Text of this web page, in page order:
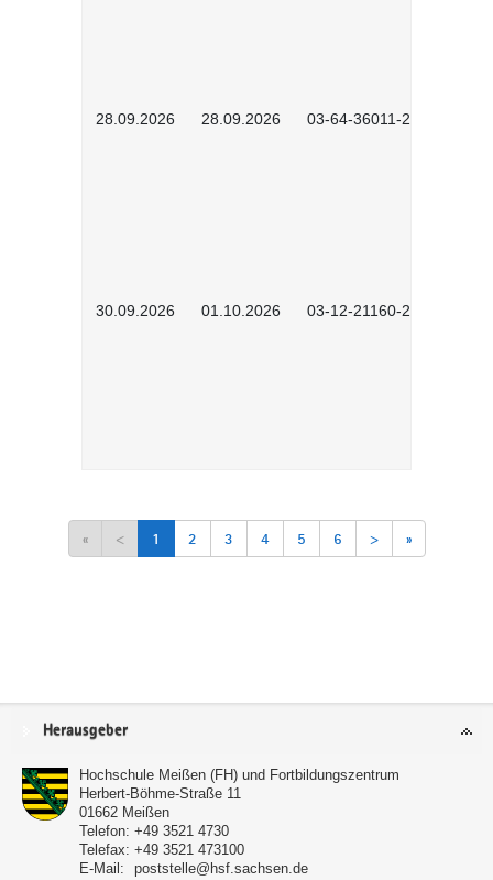
28.09.2026 28.09.2026 03-64-36011-2603
30.09.2026 01.10.2026 03-12-21160-2601
« < 1 2 3 4 5 6 > »
Service
Herausgeber
Hochschule Meißen (FH) und Fortbildungszentrum
Herbert-Böhme-Straße 11
01662 Meißen
Telefon: +49 3521 4730
Telefax: +49 3521 473100
E-Mail:
poststelle@hsf.sachsen.de